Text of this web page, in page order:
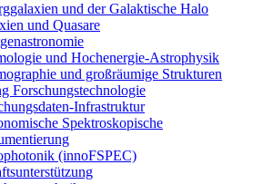
und der Galaktische Halo
und Quasare
und Hochenergie-Astrophysik
und großräumige Strukturen
Forschungstechnologie
Infrastruktur
Spektroskopische
(innoFSPEC)